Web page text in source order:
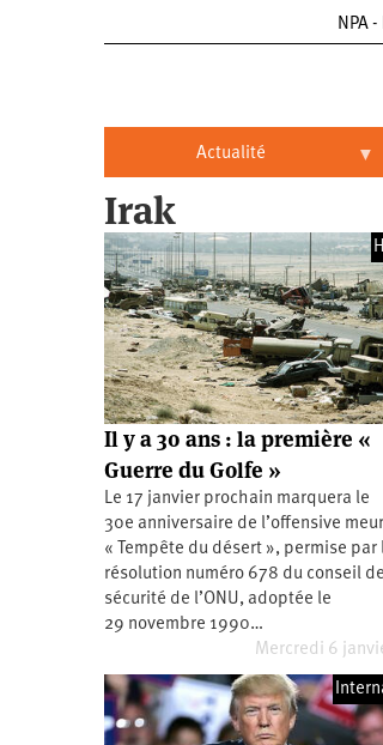
NPA
Actualité
Actualité
Politique
Entreprises
Entreprises
Automobile
Aéronautique
Commerce
Hôpitaux
SNCF
publics
Oppressions
Oppressions
Antiracisme
Féminisme
LGBTI
Économie
Écologie
Éducation
Santé
Vidéos
mon
département
Irak
Il y a 30 ans : la première «
Guerre du Golfe »
Le 17 janvier prochain marquera le
30e anniversaire de l’offensive
« Tempête du désert », permise par
résolution numéro 678 du conseil de
sécurité de l’ONU, adoptée le
29 novembre 1990…
Mercredi 6